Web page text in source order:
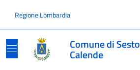
Regione Lombardia
Comune di Sesto
Calende